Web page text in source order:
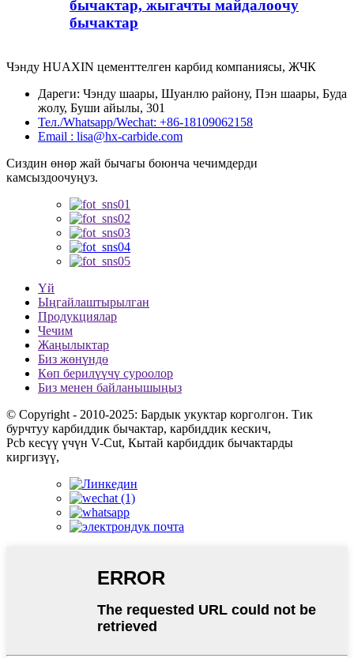
бычактар, жыгачты майдалоочу
бычактар
Чэнду HUAXIN цементтелген карбид компаниясы, ЖЧК
Дареги: Чэнду шаары, Шуанлю району, Пэн шаары, Буда
жолу, Буши айылы, 301
Тел./Whatsapp/Wechat: +86-18109062158
Email : lisa@hx-carbide.com
Сиздин өнөр жай бычагы боюнча чечимдерди
камсыздоочуңуз.
Үй
Ыңгайлаштырылган
Продукциялар
Чечим
Жаңылыктар
Биз жөнүндө
Көп берилүүчү суроолор
Биз менен байланышыңыз
© Copyright - 2010-2025: Бардык укуктар корголгон. Тик
бурчтуу карбиддик бычактар, карбиддик кескич,
Pcb кесүү үчүн V-Cut, Кытай карбиддик бычактарды
киргизүү,